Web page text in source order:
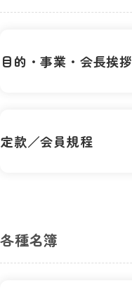
目的・事業・会長挨拶
定款／会員規程
各種名簿